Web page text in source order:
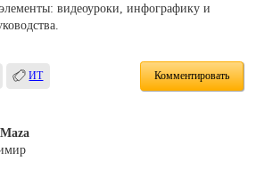
видеоуроки, инфографику и
ИТ Комментировать